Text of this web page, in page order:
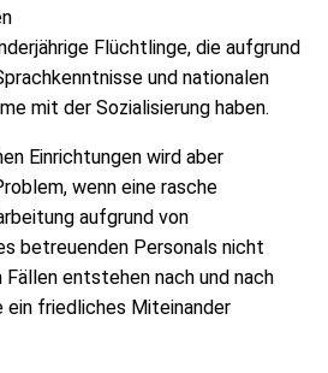
Flüchtlinge, die aufgrund
und nationalen
mit der Sozialisierung haben.
Einrichtungen wird aber
wenn eine rasche
aufgrund von
betreuenden Personals nicht
Fällen entstehen nach und nach
ein friedliches Miteinander